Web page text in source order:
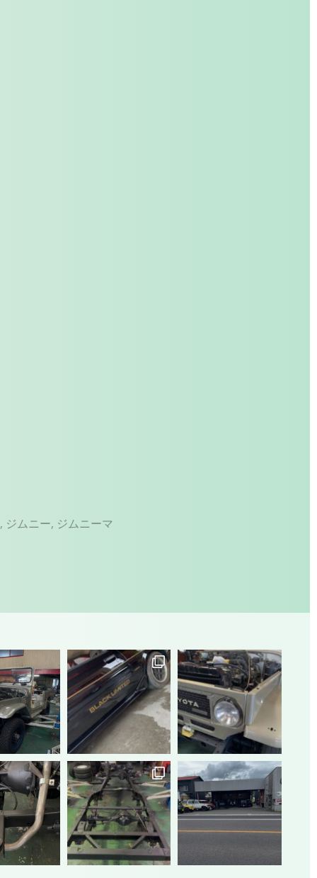
, ジムニー, ジムニーマ